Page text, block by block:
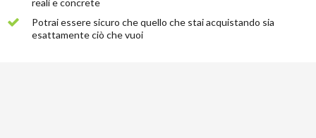
reali e concrete
Potrai essere sicuro che quello che stai acquistando sia
esattamente ciò che vuoi